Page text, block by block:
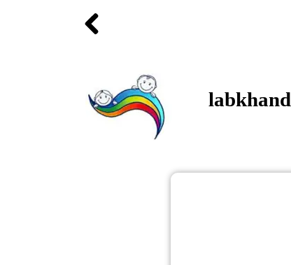
labkhand